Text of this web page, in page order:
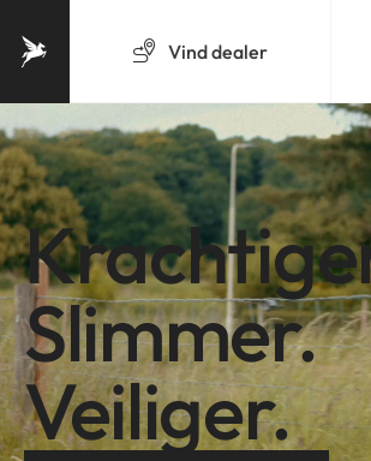
Vinddealer
Slimmer.
Veiliger.